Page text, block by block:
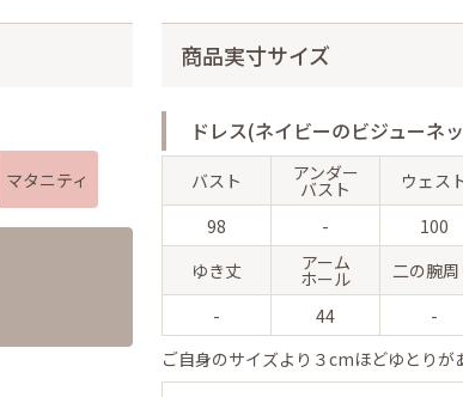
マタニティ
商品実寸サイズ
ドレス(ネイビーのビジューネ
バスト アンダー
バスト ウェス
98
- 100
ゆき丈
アーム
ホール 二の腕周
-
44 -
ご自身のサイズより３cmほどゆとりが